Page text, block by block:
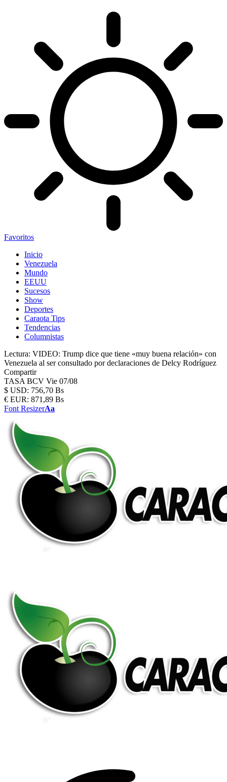
Favoritos
Inicio
Venezuela
Mundo
EEUU
Sucesos
Show
Deportes
Caraota Tips
Tendencias
Columnistas
Lectura: VIDEO: Trump dice que tiene «muy buena relación» con
Venezuela al ser consultado por declaraciones de Delcy Rodríguez
Compartir
TASA BCV Vie 07/08
$ USD: 756,70 Bs
€ EUR: 871,89 Bs
Font ResizerAa